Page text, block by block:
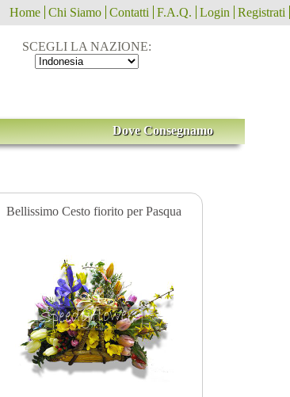
Home Chi Siamo Contatti F.A.Q. Login Registrati
SCEGLI LA NAZIONE:
Dove Consegnamo
Bellissimo Cesto fiorito per Pasqua